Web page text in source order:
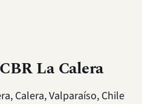
La Calera
Calera, Valparaíso, Chile